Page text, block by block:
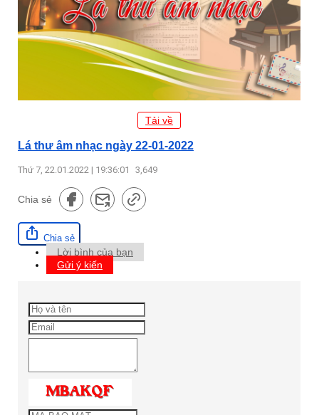
Tải về
Lá thư âm nhạc ngày 22-01-2022
Thứ 7, 22.01.2022 | 19:36:01 3,649
Chia sẻ
Chia sẻ
Lời bình của bạn
Gửi ý kiến